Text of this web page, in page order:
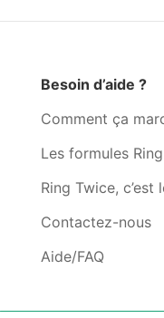
Besoin d’aide ?
Comment ça
Les formules
Ring Twice, c’est
Contactez-nous
Aide/FAQ